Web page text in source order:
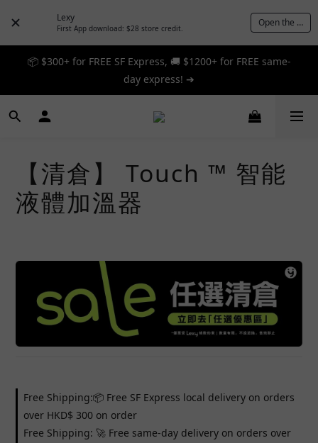
Lexy
First App download: $28 store credit. Open the App
📦 $300+ for FREE SF Express, 🚚 $1200+ for FREE same-
day express! ➔
📦 $300+ for FREE SF Express, 🚚 $1200+ for FREE same-
day express! ➔
🎉 12% off your first order — Join now! ➔
📦 $300+ for FREE SF Express, 🚚 $1200+ for FREE same-
day express! ➔
【清倉】 Touch ™ 智能
液體加溫器
Free Shipping:📦 Free SF Express local delivery on orders
over HKD$ 300 on order
Free Shipping: 🚀 Free same-day delivery on orders over